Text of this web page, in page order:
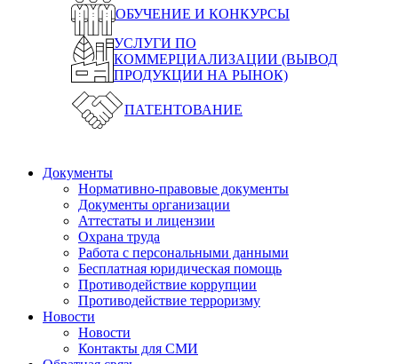
ОБУЧЕНИЕ И КОНКУРСЫ
УСЛУГИ ПО
КОММЕРЦИАЛИЗАЦИИ (ВЫВОД
ПРОДУКЦИИ НА РЫНОК)
ПАТЕНТОВАНИЕ
Документы
Нормативно-правовые документы
Документы организации
Аттестаты и лицензии
Охрана труда
Работа с персональными данными
Бесплатная юридическая помощь
Противодействие коррупции
Противодействие терроризму
Новости
Новости
Контакты для СМИ